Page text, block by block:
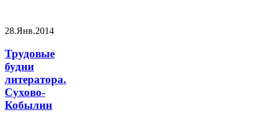
28.Янв.2014
Трудовые
будни
литератора.
Сухово-
Кобылин